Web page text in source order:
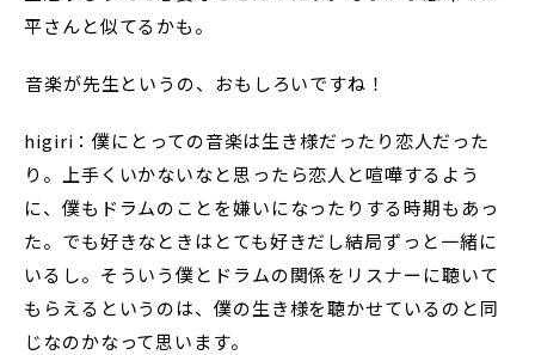
平さんと似てるかも。
――音楽が先生というの、おもしろいですね！
higiri：僕にとっての音楽は生き様だったり恋人だった
り。上手くいかないなと思ったら恋人と喧嘩するよう
に、僕もドラムのことを嫌いになったりする時期もあっ
た。でも好きなときはとても好きだし結局ずっと一緒に
いるし。そういう僕とドラムの関係をリスナーに聴いて
もらえるというのは、僕の生き様を聴かせているのと同
じなのかなって思います。